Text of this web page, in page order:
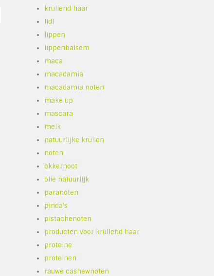
krullend haar
lidl
lippen
lippenbalsem
maca
macadamia
macadamia noten
make up
mascara
melk
natuurlijke krullen
noten
okkernoot
olie natuurlijk
paranoten
pinda's
pistachenoten
producten voor krullend haar
proteine
proteinen
rauwe cashewnoten